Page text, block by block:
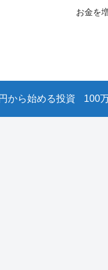
お金を
から始める投資 100